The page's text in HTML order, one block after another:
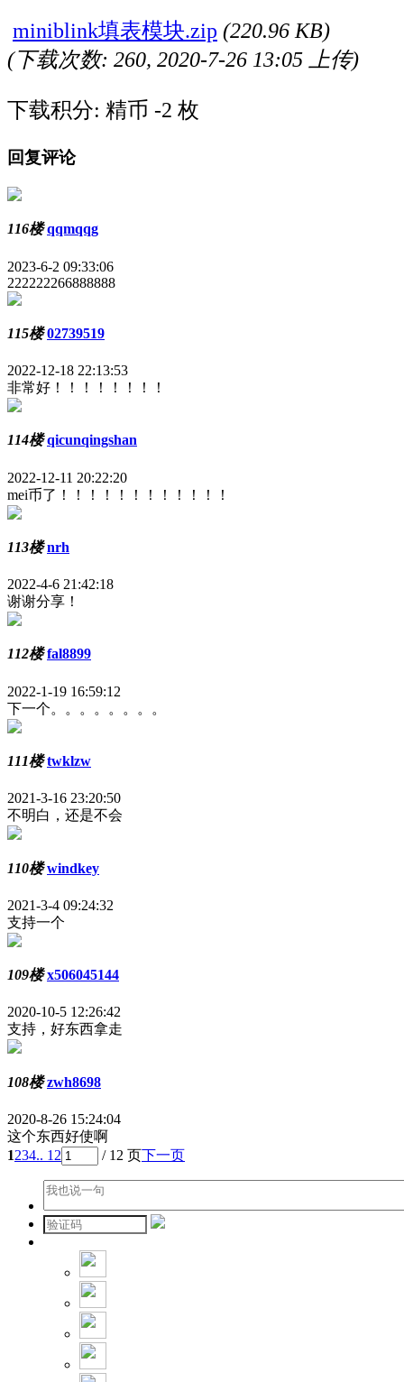
miniblink填表模块.zip (220.96 KB)
(下载次数: 260, 2020-7-26 13:05 上传)
下载积分: 精币 -2 枚
回复评论
116楼 qqmqqg
2023-6-2 09:33:06
222222266888888
115楼 02739519
2022-12-18 22:13:53
非常好！！！！！！！！
114楼 qicunqingshan
2022-12-11 20:22:20
mei币了！！！！！！！！！！！！
113楼 nrh
2022-4-6 21:42:18
谢谢分享！
112楼 fal8899
2022-1-19 16:59:12
下一个。。。。。。。。
111楼 twklzw
2021-3-16 23:20:50
不明白，还是不会
110楼 windkey
2021-3-4 09:24:32
支持一个
109楼 x506045144
2020-10-5 12:26:42
支持，好东西拿走
108楼 zwh8698
2020-8-26 15:24:04
这个东西好使啊
1234.. 12 / 12 页下一页